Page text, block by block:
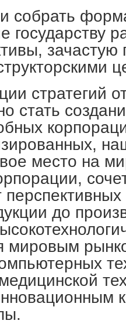
собрать
государству
зачастую
стратегий
стать
место на
до
мировым